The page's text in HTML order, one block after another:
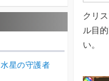
クリ
ル目
い。
水星の守護者